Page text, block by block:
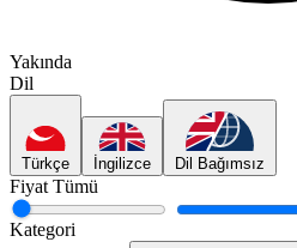
Yakında
Dil
Türkçe İngilizce Dil Bağımsız
Fiyat Tümü
Kategori